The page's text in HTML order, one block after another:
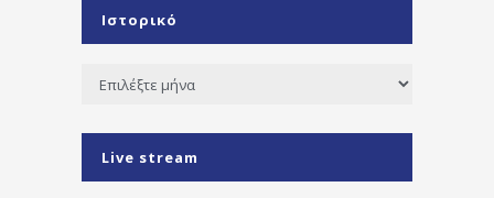
Ιστορικό
Ιστορικό
Live stream